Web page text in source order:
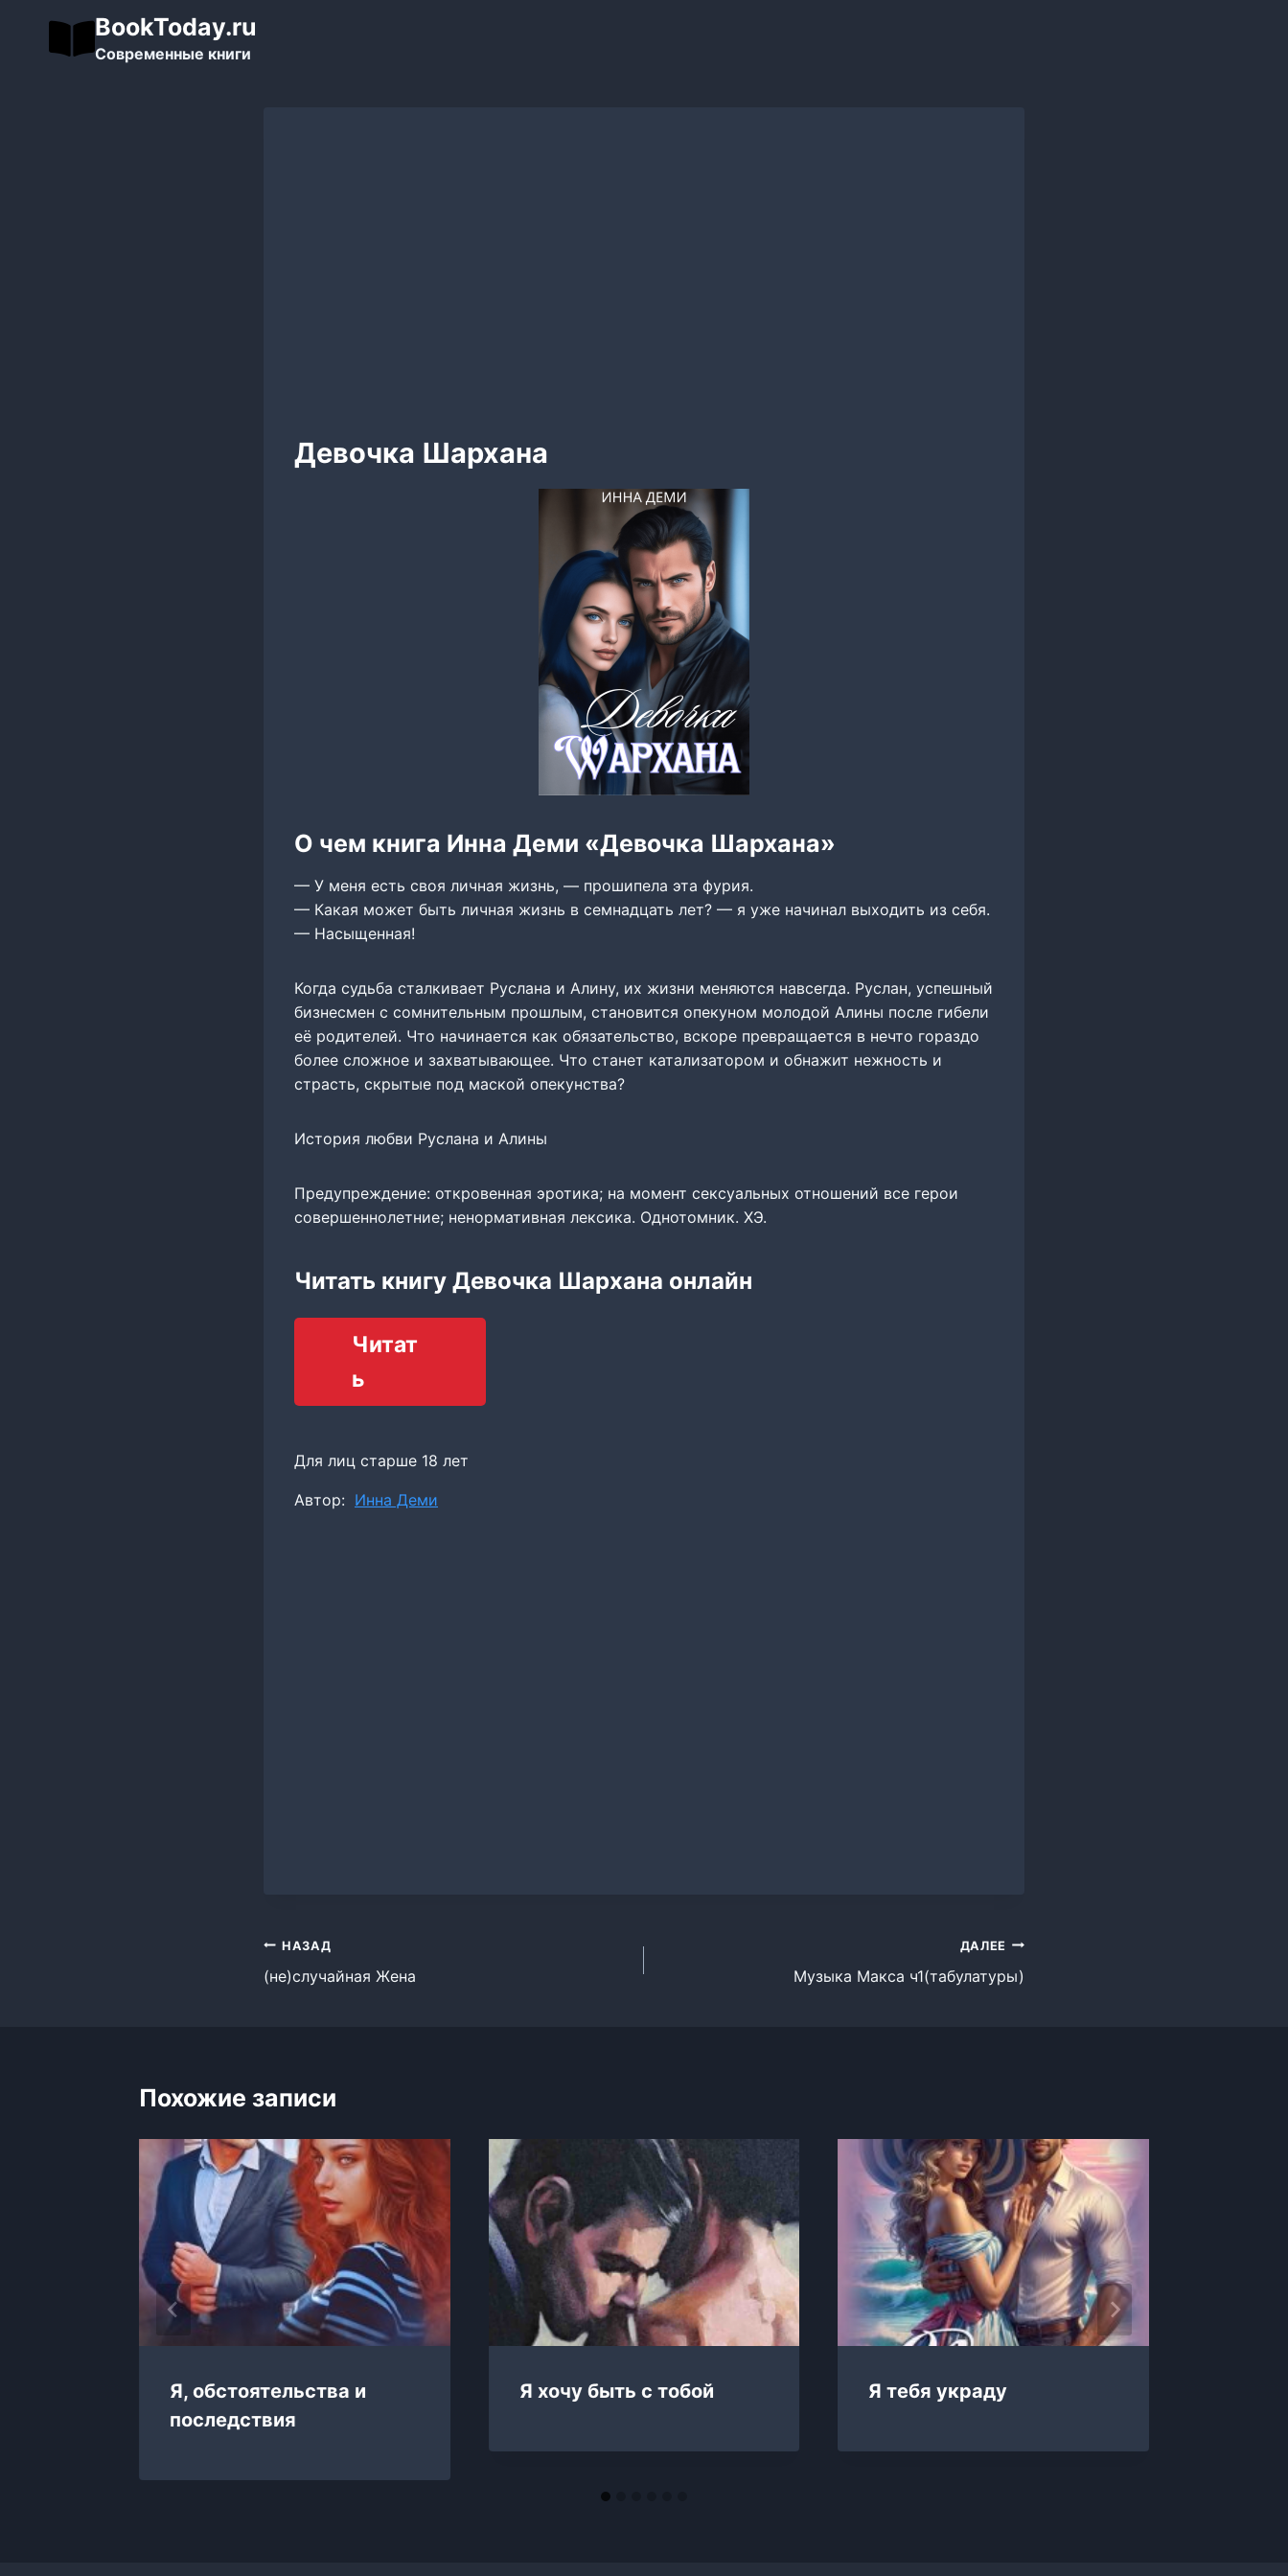
содержимому
BookToday.ru
Современные книги
Девочка Шархана
О чем книга Инна Деми «Девочка Шархана»
— У меня есть своя личная жизнь, — прошипела эта фурия.
— Какая может быть личная жизнь в семнадцать лет? — я уже начинал выходить из себя.
— Насыщенная!
Когда судьба сталкивает Руслана и Алину, их жизни меняются навсегда. Руслан, успешный
бизнесмен с сомнительным прошлым, становится опекуном молодой Алины после гибели
её родителей. Что начинается как обязательство, вскоре превращается в нечто гораздо
более сложное и захватывающее. Что станет катализатором и обнажит нежность и
страсть, скрытые под маской опекунства?
История любви Руслана и Алины
Предупреждение: откровенная эротика; на момент сексуальных отношений все герои
совершеннолетние; ненормативная лексика. Однотомник. ХЭ.
Читать книгу Девочка Шархана онлайн
Читат
ь
Для лиц старше 18 лет
Метки
Автор: Инна Деми
Навигация
по
НАЗАД
(не)случайная Жена
ДАЛЕЕ
Музыка Макса ч1(табулатуры)
Похожие записи
Я, обстоятельства и
последствия
Я хочу быть с тобой Я тебя украду